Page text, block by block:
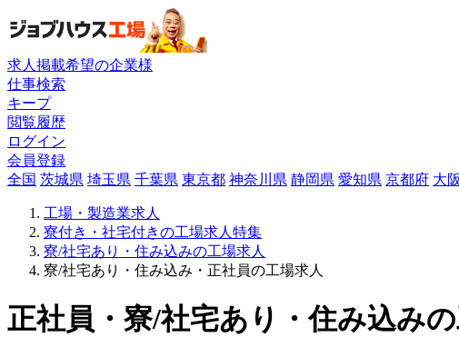
求人掲載希望の企業様
仕事検索
キープ
閲覧履歴
ログイン
会員登録
全国 茨城県 埼玉県 千葉県 東京都 神奈川県 静岡県 愛知県 京都府 大
工場・製造業求人
寮付き・社宅付きの工場求人特集
寮/社宅あり・住み込みの工場求人
寮/社宅あり・住み込み・正社員の工場求人
正社員・寮/社宅あり・住み込み